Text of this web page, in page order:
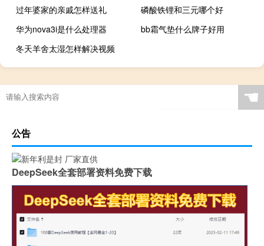
过年婆家的亲戚怎样送礼
磷酸铁锂和三元哪个好
华为nova3i是什么处理器
bb霜气垫什么牌子好用
冬天羊舍太湿怎样解决视频
☚
公告
DeepSeek全套部署资料免费下载